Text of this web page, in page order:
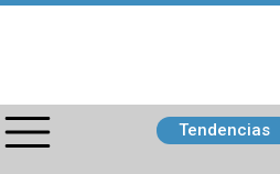
Tendencias